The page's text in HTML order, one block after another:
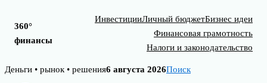
360°
финансы
ИнвестицииЛичный бюджетБизнес идеи
Финансовая грамотность
Налоги и законодательство
Skip
Деньги • рынок • решения6 августа 2026Поиск